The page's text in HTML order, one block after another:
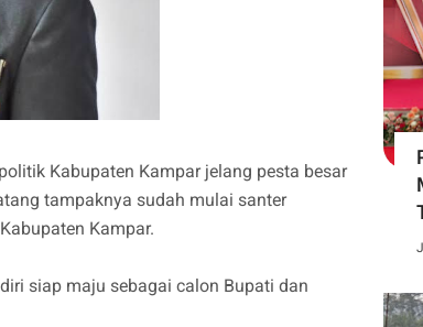
Kabupaten Kampar jelang pesta besar
tampaknya sudah mulai santer
Kampar.
siap maju sebagai calon Bupati dan